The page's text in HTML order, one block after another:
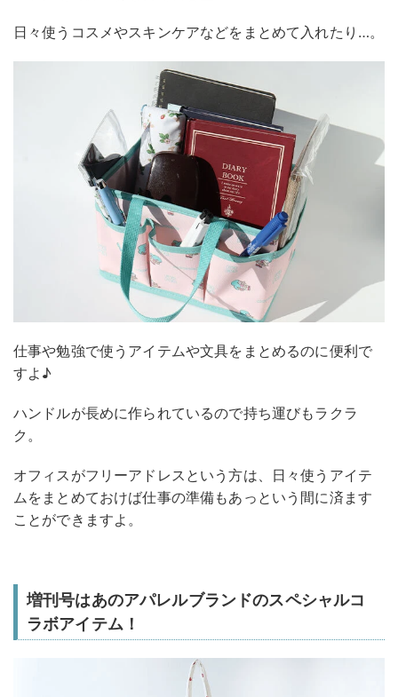
日々使うコスメやスキンケアなどをまとめて入れたり…。
仕事や勉強で使うアイテムや文具をまとめるのに便利で
すよ♪
ハンドルが長めに作られているので持ち運びもラクラ
ク。
オフィスがフリーアドレスという方は、日々使うアイテ
ムをまとめておけば仕事の準備もあっという間に済ます
ことができますよ。
増刊号はあのアパレルブランドのスペシャルコ
ラボアイテム！